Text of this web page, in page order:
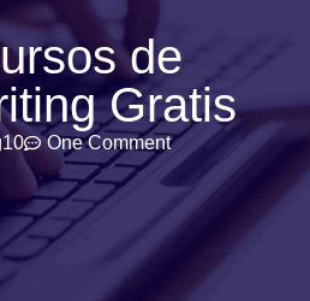
de
Gratis
One Comment